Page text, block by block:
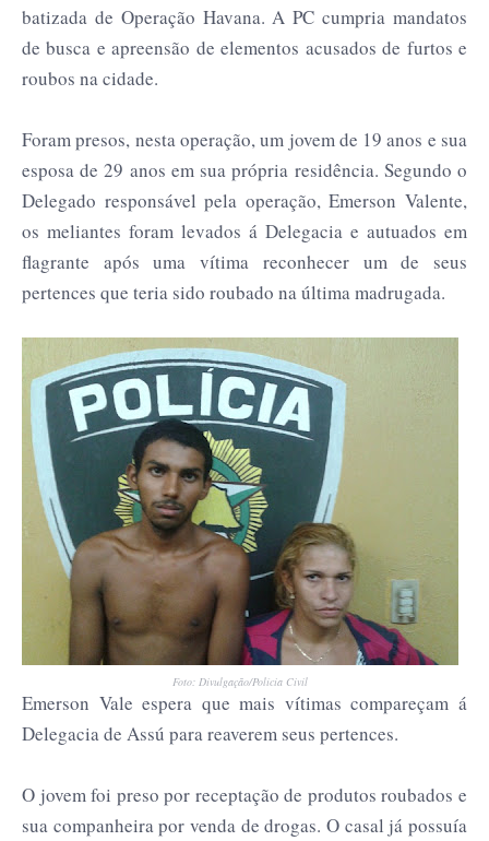
batizada de Operação Havana. A PC cumpria mandatos
de busca e apreensão de elementos acusados de furtos e
roubos na cidade.
Foram presos, nesta operação, um jovem de 19 anos e sua
esposa de 29 anos em sua própria residência. Segundo o
Delegado responsável pela operação, Emerson Valente,
os meliantes foram levados á Delegacia e autuados em
flagrante após uma vítima reconhecer um de seus
pertences que teria sido roubado na última madrugada.
Foto: Divulgação/Polícia Civil
Emerson Vale espera que mais vítimas compareçam á
Delegacia de Assú para reaverem seus pertences.
O jovem foi preso por receptação de produtos roubados e
sua companheira por venda de drogas. O casal já possuía